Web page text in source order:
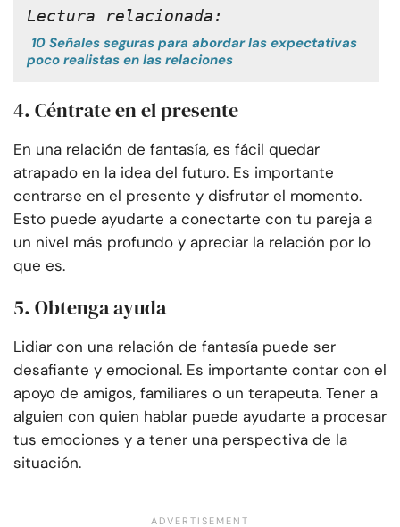
Lectura relacionada:
10 Señales seguras para abordar las expectativas
poco realistas en las relaciones
4. Céntrate en el presente
En una relación de fantasía, es fácil quedar
atrapado en la idea del futuro. Es importante
centrarse en el presente y disfrutar el momento.
Esto puede ayudarte a conectarte con tu pareja a
un nivel más profundo y apreciar la relación por lo
que es.
5. Obtenga ayuda
Lidiar con una relación de fantasía puede ser
desafiante y emocional. Es importante contar con el
apoyo de amigos, familiares o un terapeuta. Tener a
alguien con quien hablar puede ayudarte a procesar
tus emociones y a tener una perspectiva de la
situación.